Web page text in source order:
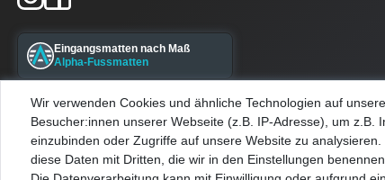
Eingangsmatten nach Maß
Alpha-Fussmatten
Maßgefertigte Kellerfenster
Alpha-Kellerfenster
Wir verwenden Cookies und ähnliche Technologien auf
Besucher:innen unserer Webseite (z.B. IP-Adresse), um
einzubinden oder Zugriffe auf unsere Website zu
diese Daten mit Dritten, die wir in den Einstellungen benennen.